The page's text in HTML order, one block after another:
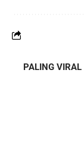
PALING VIRAL